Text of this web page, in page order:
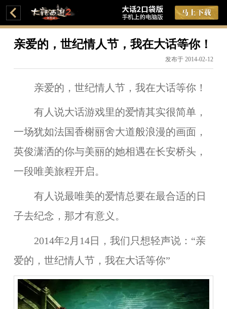
亲爱的，世纪情人节，我在大话等你！
发布于 2014-02-12
亲爱的，世纪情人节，我在大话等你！
有人说大话游戏里的爱情其实很简单，
一场犹如法国香榭丽舍大道般浪漫的画面，
英俊潇洒的你与美丽的她相遇在长安桥头，
一段唯美旅程开启。
有人说最唯美的爱情总要在最合适的日
子去纪念，那才有意义。
2014年2月14日，我们只想轻声说：“亲
爱的，世纪情人节，我在大话等你”